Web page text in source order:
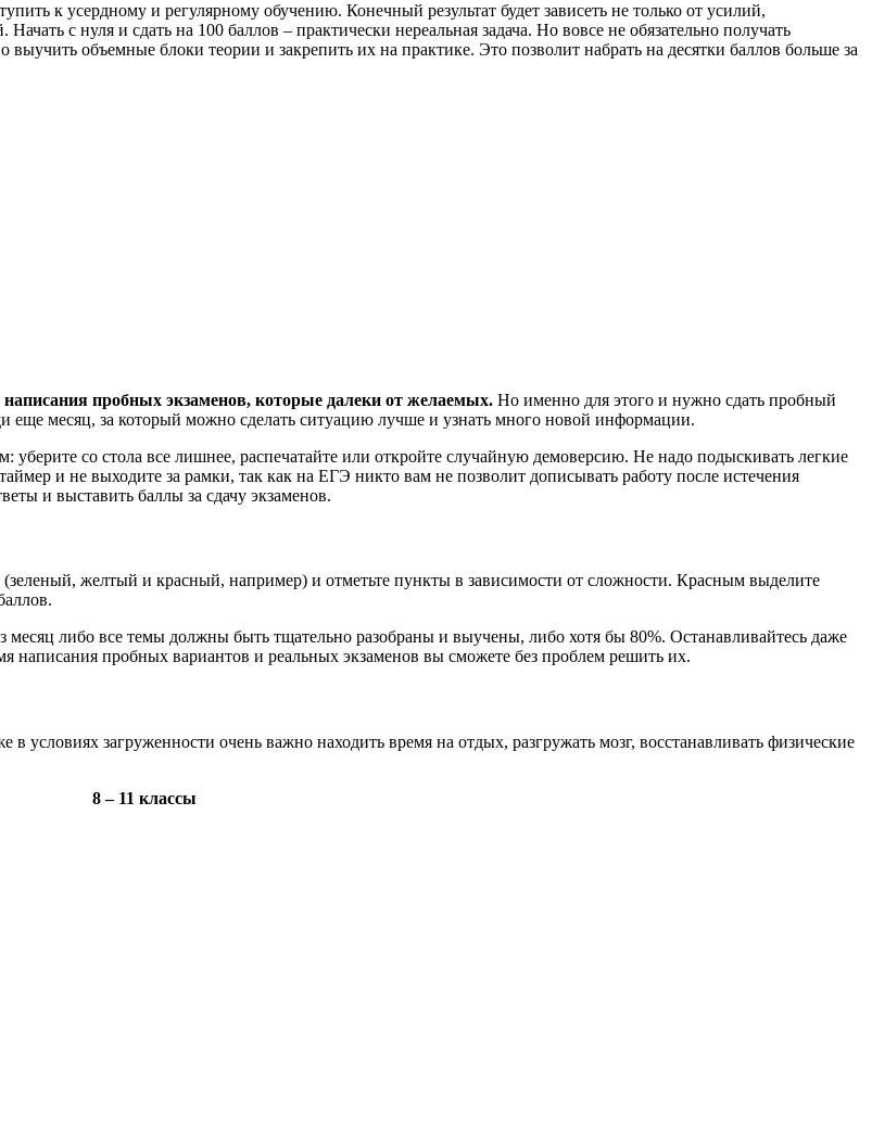
к усердному и регулярному обучению. Конечный результат будет зависеть не только от усилий,
с нуля и сдать на 100 баллов – практически нереальная задача. Но вовсе не обязательно получать
объемные блоки теории и закрепить их на практике. Это позволит набрать на десятки баллов больше за
пробных экзаменов, которые далеки от желаемых. Но именно для этого и нужно сдать пробный
еще месяц, за который можно сделать ситуацию лучше и узнать много новой информации.
со стола все лишнее, распечатайте или откройте случайную демоверсию. Не надо подыскивать легкие
и не выходите за рамки, так как на ЕГЭ никто вам не позволит дописывать работу после истечения
и выставить баллы за сдачу экзаменов.
желтый и красный, например) и отметьте пункты в зависимости от сложности. Красным выделите
либо все темы должны быть тщательно разобраны и выучены, либо хотя бы 80%. Останавливайтесь даже
написания пробных вариантов и реальных экзаменов вы сможете без проблем решить их.
условиях загруженности очень важно находить время на отдых, разгружать мозг, восстанавливать физические
8 – 11 классы